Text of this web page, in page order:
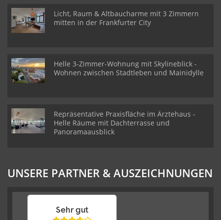
Licht, Raum & Altbaucharme mit 3 Zimmern
mitten in der Frankfurter City
Helle 3-Zimmer-Wohnung mit Skylineblick -
Wohnen zwischen Stadtleben und Mainidylle
Repräsentative Praxisfläche im Ärztehaus -
Helle Räume mit Dachterrasse und
Panoramaausblick
UNSERE PARTNER & AUSZEICHNUNGEN